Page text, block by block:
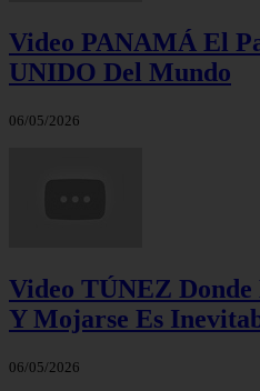
Video PANAMÁ El
UNIDO Del Mundo
06/05/2026
Video TÚNEZ
Y Mojarse Es
06/05/2026